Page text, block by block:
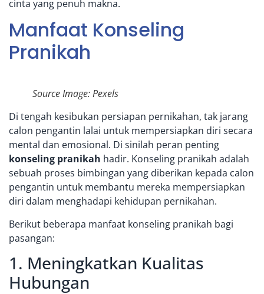
cinta yang penuh makna.
Manfaat Konseling
Pranikah
Source Image: Pexels
Di tengah kesibukan persiapan pernikahan, tak jarang
calon pengantin lalai untuk mempersiapkan diri secara
mental dan emosional. Di sinilah peran penting
konseling pranikah hadir. Konseling pranikah adalah
sebuah proses bimbingan yang diberikan kepada calon
pengantin untuk membantu mereka mempersiapkan
diri dalam menghadapi kehidupan pernikahan.
Berikut beberapa manfaat konseling pranikah bagi
pasangan:
1. Meningkatkan Kualitas
Hubungan